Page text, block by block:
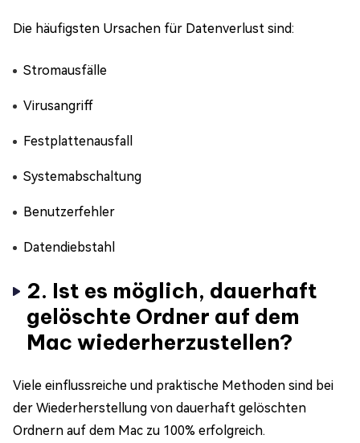
Die häufigsten Ursachen für Datenverlust sind:
Stromausfälle
Virusangriff
Festplattenausfall
Systemabschaltung
Benutzerfehler
Datendiebstahl
2. Ist es möglich, dauerhaft
gelöschte Ordner auf dem
Mac wiederherzustellen?
Viele einflussreiche und praktische Methoden sind bei
der Wiederherstellung von dauerhaft gelöschten
Ordnern auf dem Mac zu 100% erfolgreich.